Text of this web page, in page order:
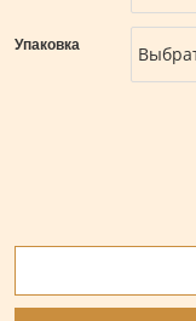
Упаковка